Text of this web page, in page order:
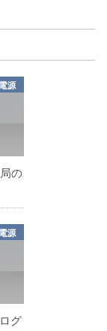
源
の
源
グ